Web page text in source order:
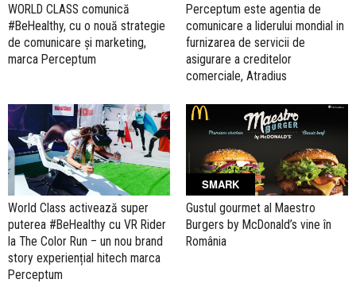
WORLD CLASS comunică
#BeHealthy, cu o nouă strategie
de comunicare și marketing,
marca Perceptum
Perceptum este agentia de
comunicare a liderului mondial in
furnizarea de servicii de
asigurare a creditelor
comerciale, Atradius
World Class activează super
puterea #BeHealthy cu VR Rider
la The Color Run – un nou brand
story experiențial hitech marca
Perceptum
SMARK
Gustul gourmet al Maestro
Burgers by McDonald’s vine în
România